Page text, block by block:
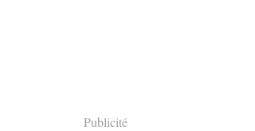
Publicité